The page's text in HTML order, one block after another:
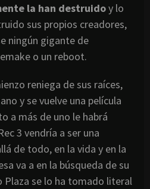
la han destruidoy lo
sus propios creadores,
ningún gigante de
o un reboot.
reniega de sus raíces,
y se vuelve una película
a más de uno le habrá
3 vendría a ser una
de todo, en la vida y en la
va a en la búsqueda de su
Plaza se lo ha tomado literal